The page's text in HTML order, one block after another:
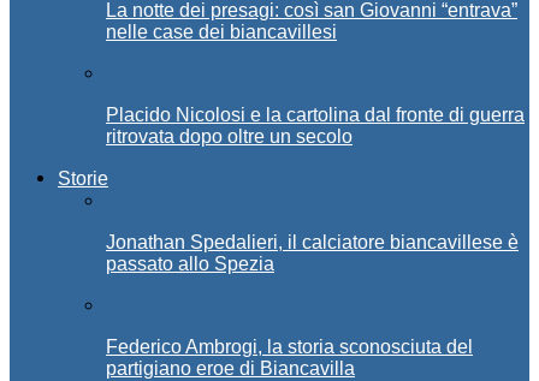
La notte dei presagi: così san Giovanni “entrava”
nelle case dei biancavillesi
Placido Nicolosi e la cartolina dal fronte di guerra
ritrovata dopo oltre un secolo
Storie
Jonathan Spedalieri, il calciatore biancavillese è
passato allo Spezia
Federico Ambrogi, la storia sconosciuta del
partigiano eroe di Biancavilla